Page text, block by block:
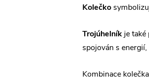
Kolečko
Trojúhelník je také
spojován s energií,
Kombinace